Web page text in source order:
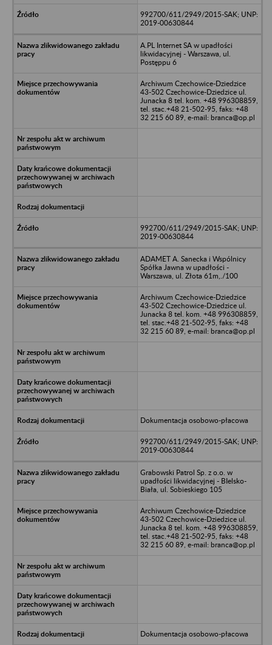
992700/611/2949/2015-SAK; UNP:
2019-00630844
A.PL Internet SA w upadłości
likwidacyjnej - Warszawa, ul.
Postęppu 6
Archiwum Czechowice-Dziedzice
43-502 Czechowice-Dziedzice ul.
Junacka 8 tel. kom. +48 996308859,
tel. stac.+48 21-502-95, faks: +48
32 215 60 89, e-mail: branca@op.pl
992700/611/2949/2015-SAK; UNP:
2019-00630844
ADAMET A. Sanecka i Wspólnicy
Spółka Jawna w upadłości -
Warszawa, ul. Złota 61m,./100
Archiwum Czechowice-Dziedzice
43-502 Czechowice-Dziedzice ul.
Junacka 8 tel. kom. +48 996308859,
tel. stac.+48 21-502-95, faks: +48
32 215 60 89, e-mail: branca@op.pl
Dokumentacja osobowo-płacowa
992700/611/2949/2015-SAK; UNP:
2019-00630844
Grabowski Patrol Sp. z o.o. w
upadłości likwidacyjnej - BIelsko-
Biała, ul. Sobieskiego 105
Archiwum Czechowice-Dziedzice
43-502 Czechowice-Dziedzice ul.
Junacka 8 tel. kom. +48 996308859,
tel. stac.+48 21-502-95, faks: +48
32 215 60 89, e-mail: branca@op.pl
Dokumentacja osobowo-płacowa